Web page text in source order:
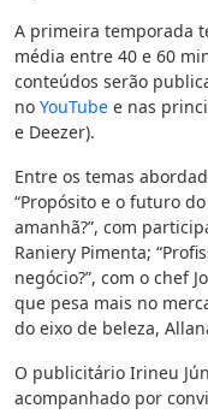
A primeira temporada
média entre 40 e 60
conteúdos serão
no YouTube e nas
e Deezer).
Entre os temas
“Propósito e o futuro
amanhã?”, com
Raniery Pimenta;
negócio?”, com o chef
que pesa mais no
do eixo de beleza,
O publicitário Irineu
acompanhado por